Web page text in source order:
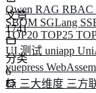
Qwen RAG RBAC
SBOM SGLang
TOP20 TOP25
UI 测试 uniapp
vuepress
标 三大维度 三方
文章
1741
分类
6